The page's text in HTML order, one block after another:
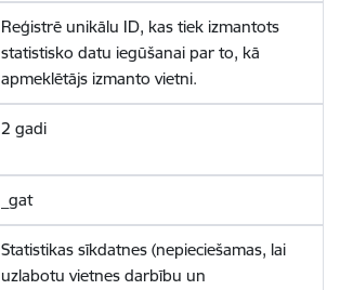
Reģistrē unikālu ID, kas tiek izmantots
statistisko datu iegūšanai par to, kā
apmeklētājs izmanto vietni.
2 gadi
_gat
Statistikas sīkdatnes (nepieciešamas, lai
uzlabotu vietnes darbību un